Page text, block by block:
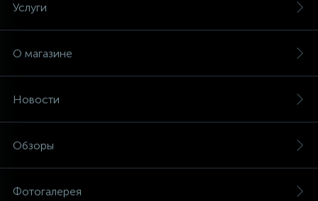
Услуги
О магазине
Новости
Обзоры
Фотогалерея